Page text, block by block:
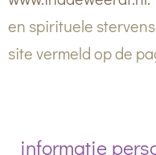
en spirituele
site vermeld op de
informatie